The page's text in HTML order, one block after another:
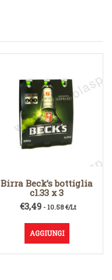
Birra Beck’s bottiglia
cl.33 x 3
€3,49 - 10.58 €/Lt
AGGIUNGI